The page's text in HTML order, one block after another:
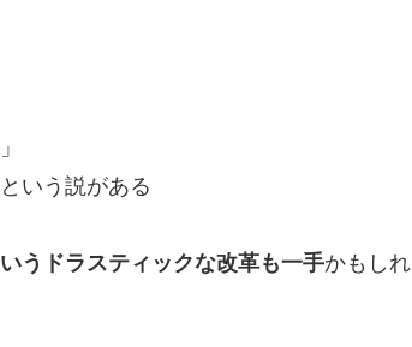
いう説がある
うドラスティックな改革も一手かもしれ